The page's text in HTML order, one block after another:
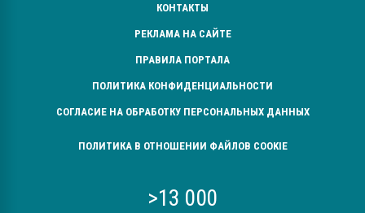
КОНТАКТЫ
РЕКЛАМА НА САЙТЕ
ПРАВИЛА ПОРТАЛА
ПОЛИТИКА КОНФИДЕНЦИАЛЬНОСТИ
СОГЛАСИЕ НА ОБРАБОТКУ ПЕРСОНАЛЬНЫХ ДАННЫХ
ПОЛИТИКА В ОТНОШЕНИИ ФАЙЛОВ COOKIE
>13 000